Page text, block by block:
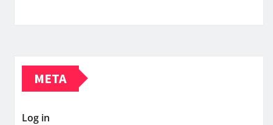
META
Log in